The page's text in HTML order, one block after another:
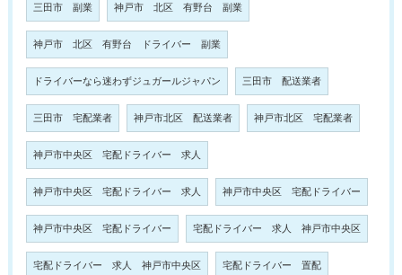
三田市 副業 神戸市 北区 有野台 副業
神戸市 北区 有野台 ドライバー 副業
ドライバーなら迷わずジュガールジャパン 三田市 配送業者
三田市 宅配業者 神戸市北区 配送業者 神戸市北区 宅配業者
神戸市中央区 宅配ドライバー 求人
神戸市中央区 宅配ドライバー 求人 神戸市中央区 宅配ドライバー
神戸市中央区 宅配ドライバー 宅配ドライバー 求人 神戸市中央区
宅配ドライバー 求人 神戸市中央区 宅配ドライバー 置配